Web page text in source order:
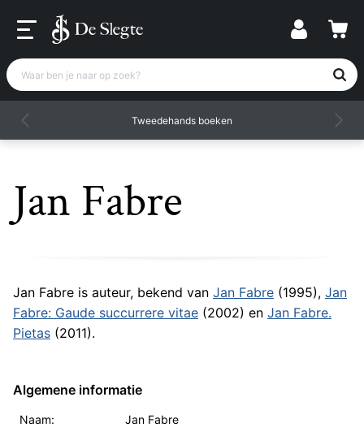
Waar ben je naar op zoek?
Tweedehands boeken
Jan Fabre
Jan Fabre is auteur, bekend van Jan Fabre (1995), Jan
Fabre: Gaude succurrere vitae (2002) en Jan Fabre.
Pietas (2011).
Algemene informatie
Naam: Jan Fabre